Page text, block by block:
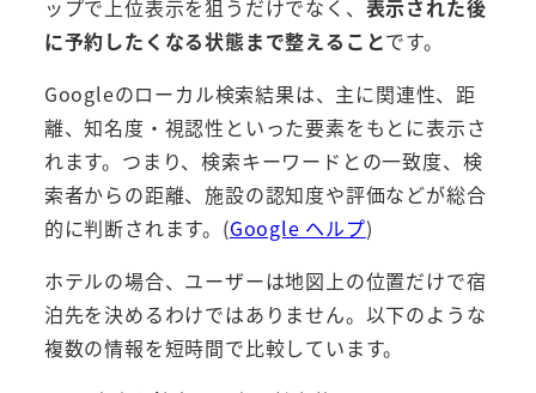
ップで上位表示を狙うだけでなく、 表示された後
に予約したくなる状態まで整えることです。
Googleのローカル検索結果は、主に関連性、距
離、知名度・視認性といった要素をもとに表示さ
れます。つまり、検索キーワードとの一致度、検
索者からの距離、施設の認知度や評価などが総合
的に判断されます。(Google ヘルプ)
ホテルの場合、ユーザーは地図上の位置だけで宿
泊先を決めるわけではありません。以下のような
複数の情報を短時間で比較しています。